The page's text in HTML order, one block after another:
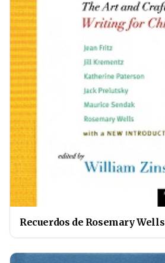
Recuerdos de Rosemary Wells